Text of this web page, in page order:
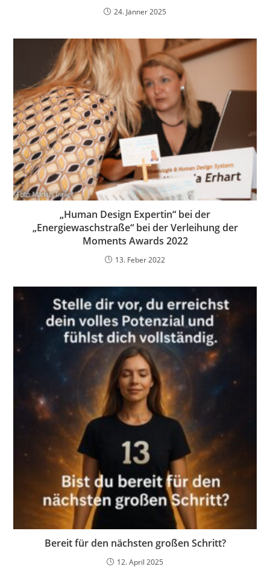
24. Jänner 2025
„Human Design Expertin“ bei der
„Energiewaschstraße“ bei der Verleihung der
Moments Awards 2022
13. Feber 2022
Bereit für den nächsten großen Schritt?
12. April 2025